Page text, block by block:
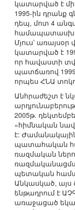
կատարված է
1995-ին դրանք
դեպ, մոտ 4
Մյուս՝
կատարված է
որ հավաստի
պատճառով
որպես ՀՆԱ
Անհրաժեշտ է
2005թ.
«հիմնական
է:
պատահական
ռազմական
պետական
Անկասկած, այս
ենթադրում է
առաջացած